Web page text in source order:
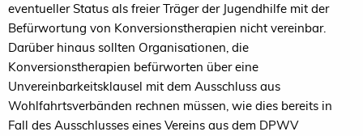
eventueller Status als freier Träger der Jugendhilfe mit der
Befürwortung von Konversionstherapien nicht vereinbar.
Darüber hinaus sollten Organisationen, die
Konversionstherapien befürworten über eine
Unvereinbarkeitsklausel mit dem Ausschluss aus
Wohlfahrtsverbänden rechnen müssen, wie dies bereits in
Fall des Ausschlusses eines Vereins aus dem DPWV